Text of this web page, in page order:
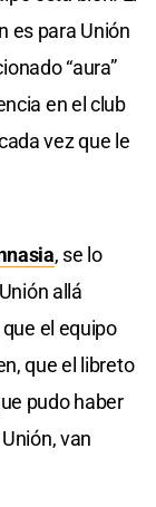
es para Unión
“aura”
en el club
vez que le
, se lo
allá
el equipo
que el libreto
pudo haber
van